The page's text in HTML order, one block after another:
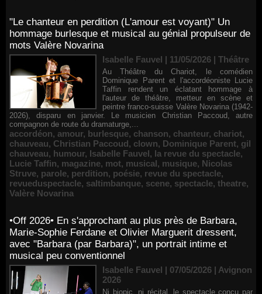
"Le chanteur en perdition (L'amour est voyant)" Un
hommage burlesque et musical au génial propulseur de
mots Valère Novarina
Isabelle Fauvel | 11/05/2026 | Théâtre
Au Théâtre du Chariot, le comédien
Dominique Parent et l'accordéoniste Lucie
Taffin rendent un éclatant hommage à
l'auteur de théâtre, metteur en scène et
peintre franco-suisse Valère Novarina (1942-
2026), disparu en janvier. Le musicien Christian Paccoud, autre
compagnon de route du dramaturge,...
accordéon, amour, burlesque, chanson, chanteur, chariot,
chauveau, Christian Paccoud, clown, Dominique Parent, gil
chauveau, humour, Isabelle Fauvel, la revue du spectacle,
Lucie Taffin, magazine, mot, musical, musique, Nicolas
Struve, parole, perdition, poésie, revue du spectacle,
revueduspectacle, saltimbanque, scene, spectacle, theatre,
Valère Novarina
•Off 2026• En s'approchant au plus près de Barbara,
Marie-Sophie Ferdane et Olivier Marguerit dressent,
avec "Barbara (par Barbara)", un portrait intime et
musical peu conventionnel
Isabelle Fauvel | 07/05/2026 | Avignon
2026
Ni biopic, ni récital, le spectacle conçu par